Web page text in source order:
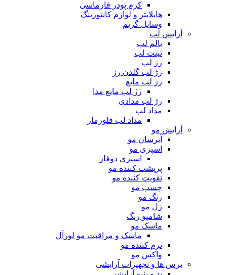
کرم پودر فارماسی
هایلایتر و لوازم کانتورینگ
وسایل گریم
آرایش لب
بالم لب
تینت لب
رژ لب
رژ لب گلدن رز
رژ لب مایع
رژ لب مایع مدا
رژ لب مدادی
مداد لب
مداد لب فلورمار
آرایش مو
آبرسان مو
اسپری مو
اسپری دوفاز
پرپشت کننده مو
تقویت کننده مو
چسب مو
رنگ مو
ژل مو
شامپو رنگ
ماسک مو
ماسک و مراقبت مو لورآل
نرم کننده مو
واکس مو
برس ها و تجهیزات آرایشی